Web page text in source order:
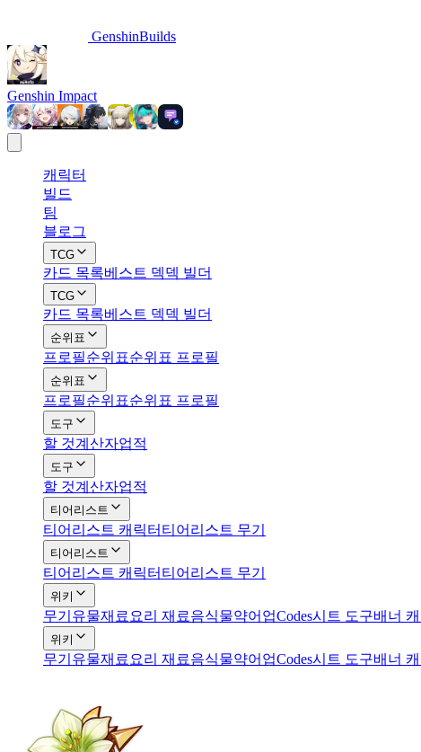
GenshinBuilds
Genshin Impact
캐릭터
빌드
팀
블로그
TCG
카드 목록베스트 덱덱 빌더
TCG
카드 목록베스트 덱덱 빌더
순위표
프로필순위표순위표 프로필
순위표
프로필순위표순위표 프로필
도구
할 것계산자업적
도구
할 것계산자업적
티어리스트
티어리스트 캐릭터 티어리스트 무기
티어리스트
티어리스트 캐릭터 티어리스트 무기
위키
무기 유물재료 요리 재료음식물약어업Codes시트 도구배너
위키
무기 유물재료 요리 재료음식물약어업Codes시트 도구배너